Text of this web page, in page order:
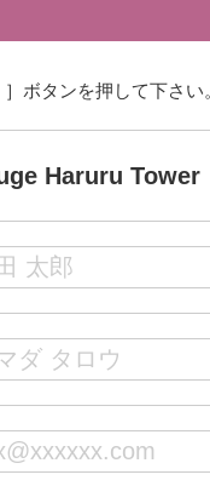
ボタンを押して下さい
Haruru Tower